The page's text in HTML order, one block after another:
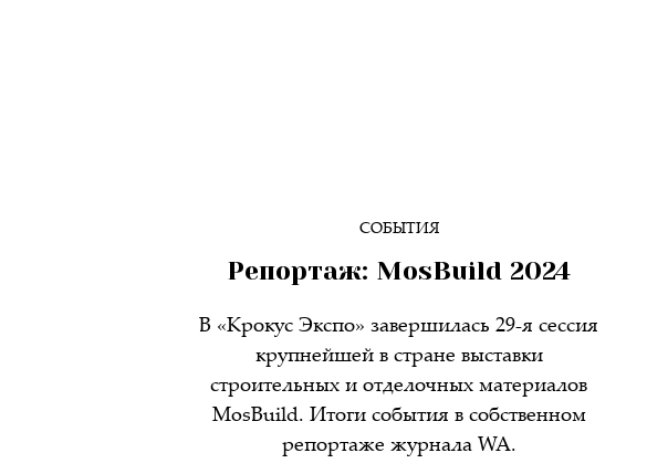
СОБЫТИЯ
Репортаж: MosBuild 2024
В «Крокус Экспо» завершилась 29-я сессия
крупнейшей в стране выставки
строительных и отделочных материалов
MosBuild. Итоги события в собственном
репортаже журнала WA.